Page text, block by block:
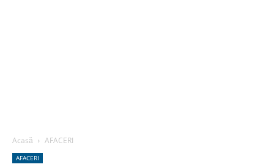
Acasă AFACERI
AFACERI